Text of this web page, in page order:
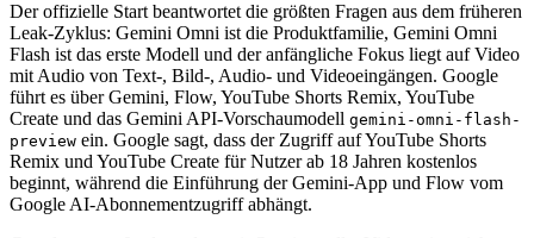
Der offizielle Start beantwortet die größten Fragen aus dem früheren
Leak-Zyklus: Gemini Omni ist die Produktfamilie, Gemini Omni
Flash ist das erste Modell und der anfängliche Fokus liegt auf Video
mit Audio von Text-, Bild-, Audio- und Videoeingängen. Google
führt es über Gemini, Flow, YouTube Shorts Remix, YouTube
Create und das Gemini API-Vorschaumodell gemini-omni-flash-
preview ein. Google sagt, dass der Zugriff auf YouTube Shorts
Remix und YouTube Create für Nutzer ab 18 Jahren kostenlos
beginnt, während die Einführung der Gemini-App und Flow vom
Google AI-Abonnementzugriff abhängt.